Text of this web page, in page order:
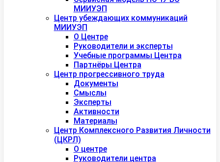
МИИУЭП
Центр убеждающих коммуникаций
МИИУЭП
О Центре
Руководители и эксперты
Учебные программы Центра
Партнёры Центра
Центр прогрессивного труда
Документы
Смыслы
Эксперты
Активности
Материалы
Центр Комплексного Развития Личности
(ЦКРЛ)
О центре
Руководители центра